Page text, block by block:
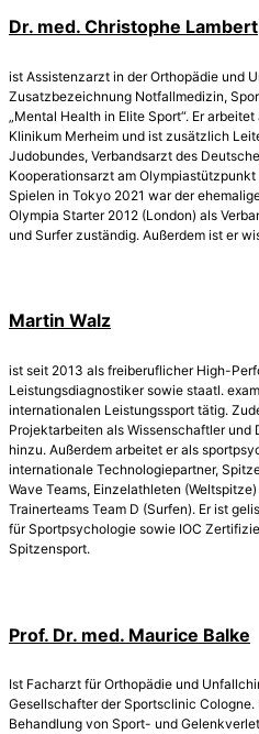
Dr. med. Christophe Lambert
ist Assistenzarzt in der Orthopädie und
Zusatzbezeichnung Notfallmedizin,
„Mental Health in Elite Sport“. Er
Klinikum Merheim und ist zusätzlich
Judobundes, Verbandsarzt des
Kooperationsarzt am
Spielen in Tokyo 2021 war der
Olympia Starter 2012 (London) als
und Surfer zuständig. Außerdem ist er
Martin Walz
ist seit 2013 als freiberuflicher High-
Leistungsdiagnostiker sowie staatl.
internationalen Leistungssport tätig.
Projektarbeiten als Wissenschaftler und
hinzu. Außerdem arbeitet er als
internationale Technologiepartner,
Wave Teams, Einzelathleten
Trainerteams Team D (Surfen). Er ist
für Sportpsychologie sowie IOC
Spitzensport.
Prof. Dr. med. Maurice Balke
Ist Facharzt für Orthopädie und
Gesellschafter der Sportsclinic
Behandlung von Sport- und